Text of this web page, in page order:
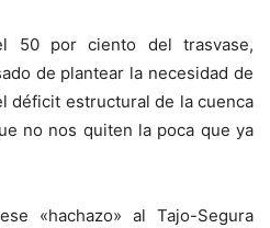
50 por ciento del trasvase,
de plantear la necesidad de
déficit estructural de la cuenca
no nos quiten la poca que ya
«hachazo» al Tajo-Segura